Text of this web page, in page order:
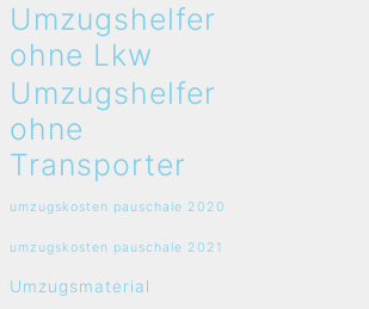
Umzugshelfer
ohne Lkw
Umzugshelfer
ohne
Transporter
umzugskosten pauschale 2020
umzugskosten pauschale 2021
Umzugsmaterial